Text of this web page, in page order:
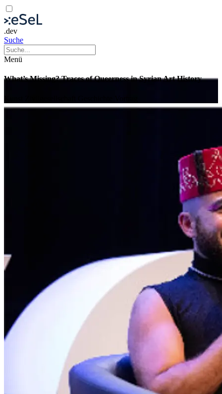
.dev
Suche
Menü
What’s Missing? Traces of Queerness in Syrian Art History